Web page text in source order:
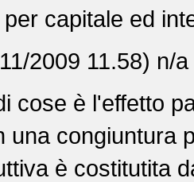
capitale ed
2009 11.58) n/a
cose è l'effetto
una congiuntura
è costitutita